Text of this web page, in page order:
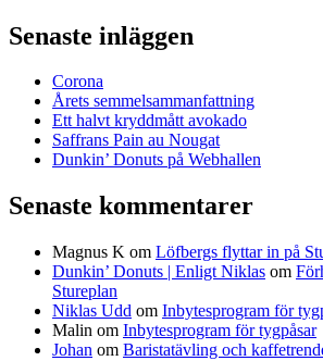
Senaste inläggen
Corona
Årets semmelsammanfattning
Ett halvt kryddmått avokado
Saffrans Pain au Nougat
Dunkin’ Donuts på Webhallen
Senaste kommentarer
Magnus K om Löfbergs flyttar in på
Dunkin’ Donuts | Enligt Niklas om
Stureplan
Niklas Udd om Inbytesprogram för
Malin om Inbytesprogram för tygpåsar
Johan om Baristatävling och